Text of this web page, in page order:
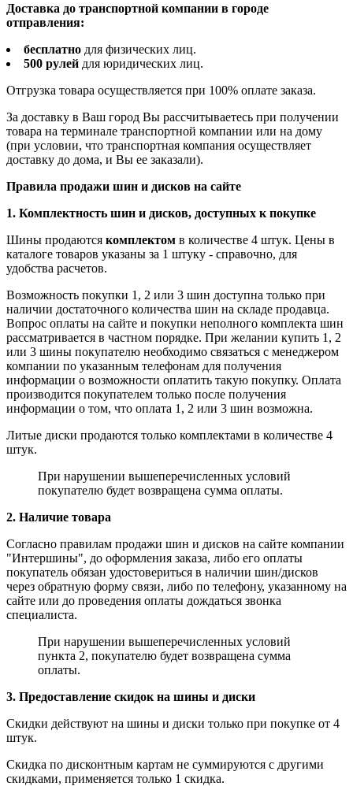
Доставка до транспортной компании в городе
отправления:
бесплатно для физических лиц.
500 рулей для юридических лиц.
Отгрузка товара осуществляется при 100% оплате заказа.
За доставку в Ваш город Вы рассчитываетесь при получении
товара на терминале транспортной компании или на дому
(при условии, что транспортная компания осуществляет
доставку до дома, и Вы ее заказали).
Правила продажи шин и дисков на сайте
1. Комплектность шин и дисков, доступных к покупке
Шины продаются комплектом в количестве 4 штук. Цены в
каталоге товаров указаны за 1 штуку - справочно, для
удобства расчетов.
Возможность покупки 1, 2 или 3 шин доступна только при
наличии достаточного количества шин на складе продавца.
Вопрос оплаты на сайте и покупки неполного комплекта шин
рассматривается в частном порядке. При желании купить 1, 2
или 3 шины покупателю необходимо связаться с менеджером
компании по указанным телефонам для получения
информации о возможности оплатить такую покупку. Оплата
производится покупателем только после получения
информации о том, что оплата 1, 2 или 3 шин возможна.
Литые диски продаются только комплектами в количестве 4
штук.
При нарушении вышеперечисленных условий
покупателю будет возвращена сумма оплаты.
2. Наличие товара
Согласно правилам продажи шин и дисков на сайте компании
"Интершины", до оформления заказа, либо его оплаты
покупатель обязан удостовериться в наличии шин/дисков
через обратную форму связи, либо по телефону, указанному на
сайте или до проведения оплаты дождаться звонка
специалиста.
При нарушении вышеперечисленных условий
пункта 2, покупателю будет возвращена сумма
оплаты.
3. Предоставление скидок на шины и диски
Скидки действуют на шины и диски только при покупке от 4
штук.
Скидка по дисконтным картам не суммируются с другими
скидками, применяется только 1 скидка.